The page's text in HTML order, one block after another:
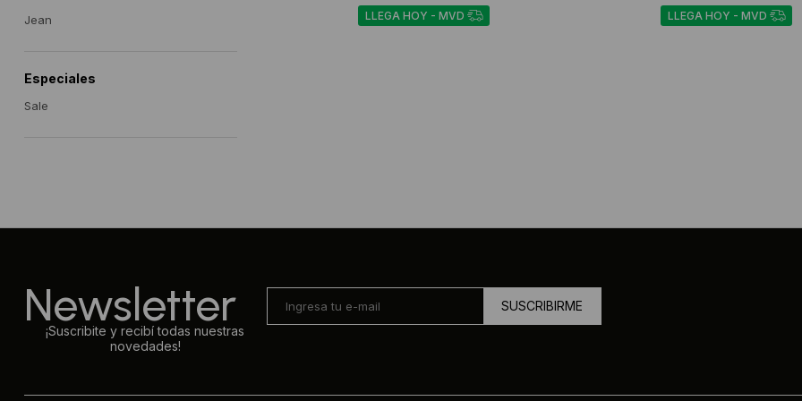
LLEGA HOY - MVD LLEGA HOY - MVD
Jean
Especiales
Sale
Newsletter
¡Suscribite y recibí todas nuestras
novedades!
SUSCRIBIRME